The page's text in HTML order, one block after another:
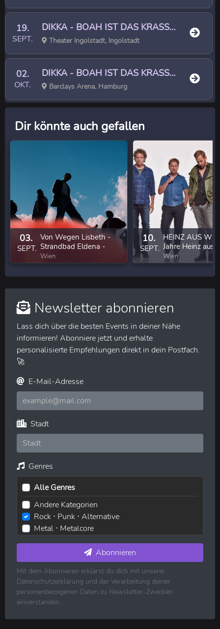
19.
SEPT.
DIKKA - BOAH IST DAS KRASS TOUR 2
Theater Ingolstadt, Ingolstadt
02.
OKT.
DIKKA - BOAH IST DAS KRASS TOUR 2
Barclays Arena, Hamburg
Dir könnte auch gefallen
03.
SEPT.
Von Wegen Lisbeth -
Strandbad Eldena -
Sommertour 2026
Wien
10.
SEPT.
HEINZ AUS
Jahre Heinz aus
Wien
Newsletter abonnieren
Lass dich über die besten Events in deiner Nähe
informieren! Abonniere jetzt und erhalte
personalisierte Empfehlungen direkt in dein Postfach.
🚀
E-Mail-Adresse
Stadt
Genres
Alle Genres
Andere Kategorien
Rock ⋅ Punk ⋅ Alternative
Metal ⋅ Metalcore
Pop ⋅ Dance ⋅ Indie
Hip-Hop ⋅ Rap
R&B ⋅ Soul ⋅ Blues ⋅ Jazz
Volksmusik ⋅ Folk ⋅ Country ⋅ Schlager
Klassische Musik
Abonnieren
Mit dem Abonnieren erklärst du dich mit unserer
Datenschutzerklärung und der Verarbeitung deiner
personenbezogenen Daten zu Newsletter-Zwecken
einverstanden.